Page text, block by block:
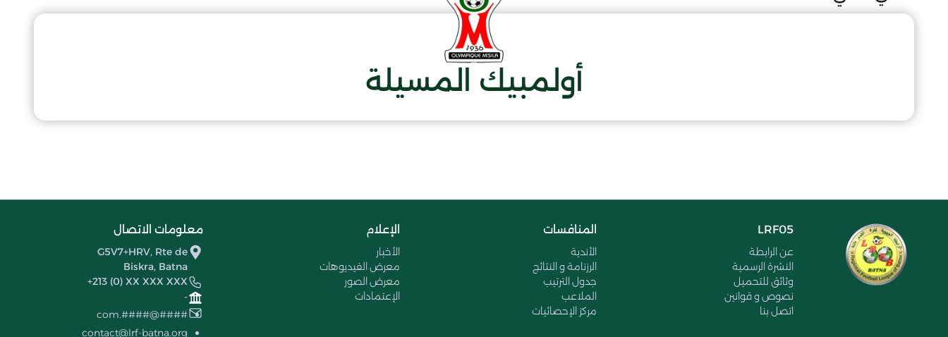
أولمبيك المسيلة
LRF05
عن الرابطة
النشرة الرسمية
وثائق للتحميل
نصوص و قوانين
اتصل بنا
المنافسات
الأندية
الرزنامة و النتائج
جدول الترتيب
الملاعب
مركز الإحصائيات
الإعلام
الأخبار
معرض الفيديوهات
معرض الصور
الإعتمادات
معلومات الاتصال
G5V7+HRV, Rte de
Biskra, Batna
+213 (0) XX XXX XXX
-
####@####.com
contact@lrf-batna.org